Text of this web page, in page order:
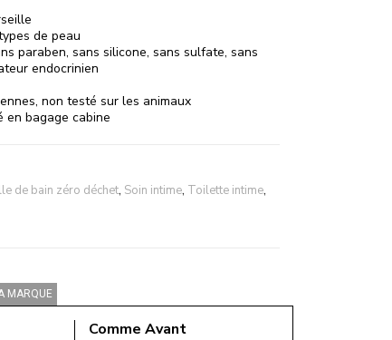
de peau
paraben, sans silicone, sans sulfate, sans
endocrinien
non testé sur les animaux
en bagage cabine
de bain zéro déchet, Soin intime, Toilette intime,
MARQUE
Comme Avant